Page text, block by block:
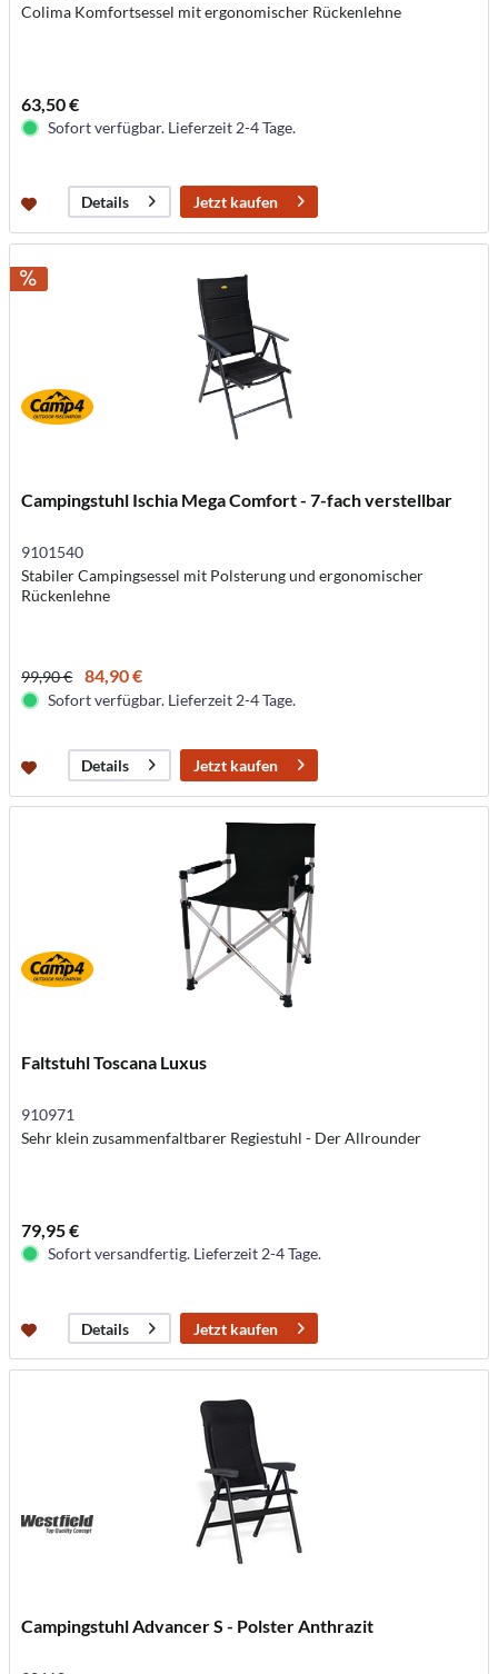
Colima Komfortsessel mit ergonomischer Rückenlehne
63,50 €
Sofort verfügbar. Lieferzeit 2-4 Tage.
Details Jetzt kaufen
Campingstuhl Ischia Mega Comfort - 7-fach verstellbar
9101540
Stabiler Campingsessel mit Polsterung und ergonomischer
Rückenlehne
99,90 € 84,90 €
Sofort verfügbar. Lieferzeit 2-4 Tage.
Details Jetzt kaufen
Faltstuhl Toscana Luxus
910971
Sehr klein zusammenfaltbarer Regiestuhl - Der Allrounder
79,95 €
Sofort versandfertig. Lieferzeit 2-4 Tage.
Details Jetzt kaufen
Campingstuhl Advancer S - Polster Anthrazit